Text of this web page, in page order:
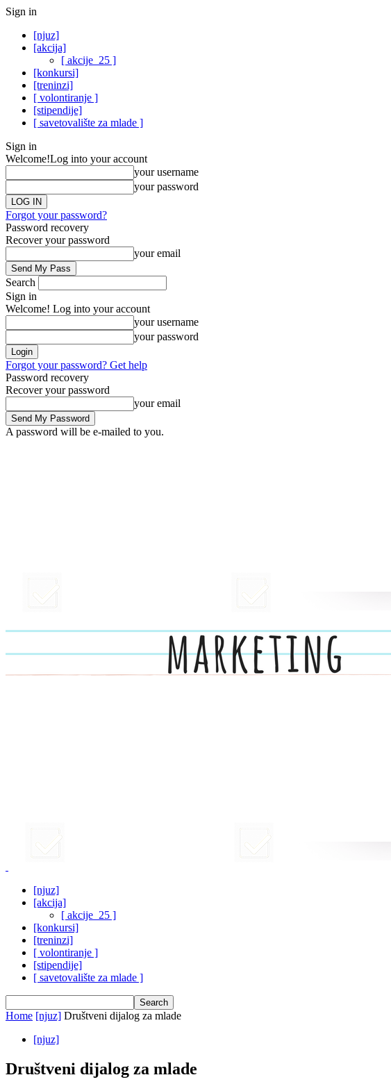
Sign in
[njuz]
[akcija]
[ akcije_25 ]
[konkursi]
[treninzi]
[ volontiranje ]
[stipendije]
[ savetovalište za mlade ]
Sign in
Welcome!Log into your account
your username
your password
Forgot your password?
Password recovery
Recover your password
your email
Search
Sign in
Welcome! Log into your account
your username
your password
Forgot your password? Get help
Password recovery
Recover your password
your email
A password will be e-mailed to you.
[njuz]
[akcija]
[ akcije_25 ]
[konkursi]
[treninzi]
[ volontiranje ]
[stipendije]
[ savetovalište za mlade ]
Home [njuz] Društveni dijalog za mlade
[njuz]
Društveni dijalog za mlade